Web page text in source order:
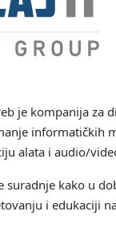
je kompanija za
informatičkih
alata i audio/
suradnje kako u
i edukaciji